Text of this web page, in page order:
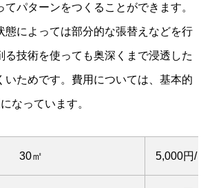
パターンをつくることができます。
態によっては部分的な張替えなどを行
る技術を使っても奥深くまで浸透した
いためです。費用については、基本的
なっています。
30㎡ 5,000円/㎡